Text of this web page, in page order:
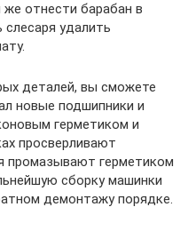
отнести барабан в
удалить
деталей, вы сможете
новые подшипники и
герметиком и
просверливают
промазывают герметиком
сборку машинки
демонтажу порядке.